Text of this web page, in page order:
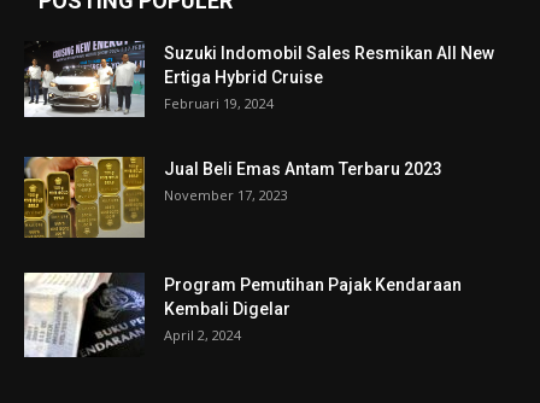
Suzuki Indomobil Sales Resmikan All New
Ertiga Hybrid Cruise
Februari 19, 2024
Jual Beli Emas Antam Terbaru 2023
November 17, 2023
Program Pemutihan Pajak Kendaraan
Kembali Digelar
April 2, 2024